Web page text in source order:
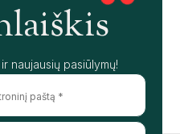
naujausių pasiūlymų!